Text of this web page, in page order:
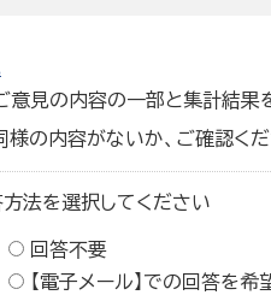
意見の内容の一部と集計結果
の内容がないか、ご確認くだ
方法を選択してください
回答不要
【電子メール】での回答を希